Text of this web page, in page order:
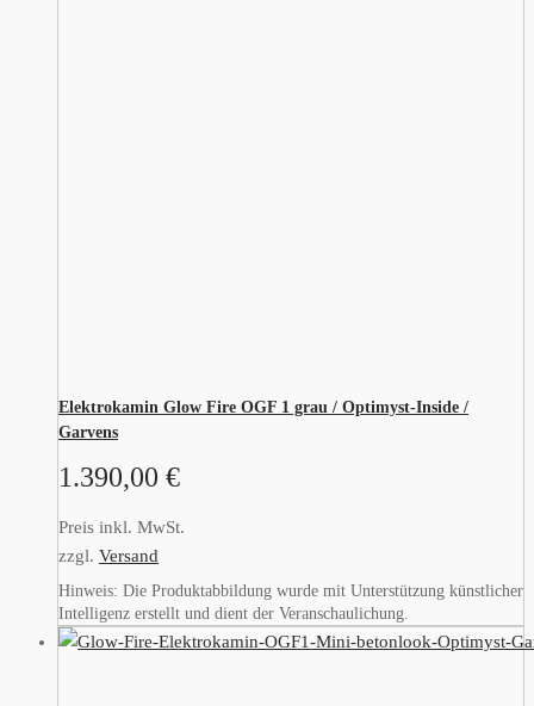
Elektrokamin Glow Fire OGF 1 grau / Optimyst-Inside /
Garvens
1.390,00 €
Preis inkl. MwSt.
zzgl. Versand
Hinweis: Die Produktabbildung wurde mit Unterstützung künstlicher
Intelligenz erstellt und dient der Veranschaulichung.